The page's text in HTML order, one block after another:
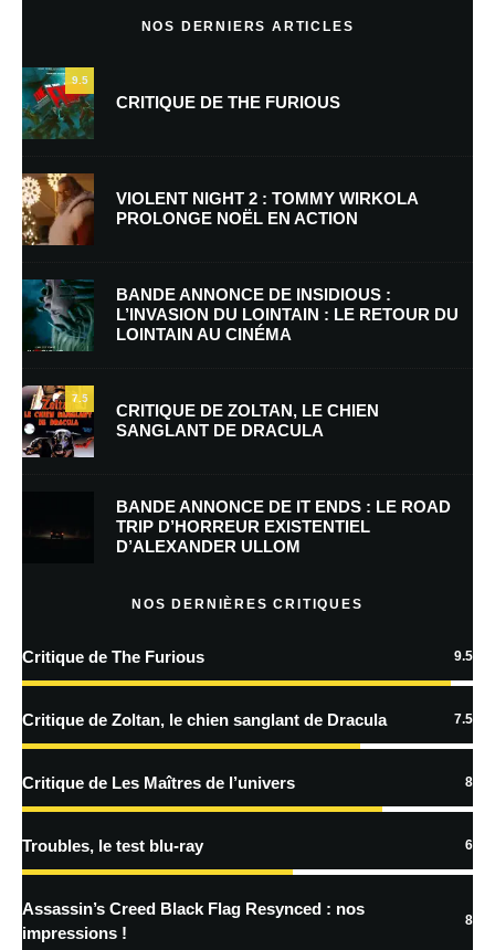
Nom*
E-mail* Site web
Enregistrer mon nom, mon e-mail et mon site dans le navigateur pour
mon prochain commentaire.
plus sur la façon dont les données de vos commentaires sont
NOS DERNIERS ARTICLES
9.5
CRITIQUE DE THE FURIOUS
VIOLENT NIGHT 2 : TOMMY WIRKOLA
PROLONGE NOËL EN ACTION
BANDE ANNONCE DE INSIDIOUS :
L’INVASION DU LOINTAIN : LE RETOUR DU
LOINTAIN AU CINÉMA
7.5
CRITIQUE DE ZOLTAN, LE CHIEN
SANGLANT DE DRACULA
BANDE ANNONCE DE IT ENDS : LE ROAD
TRIP D’HORREUR EXISTENTIEL
D’ALEXANDER ULLOM
NOS DERNIÈRES CRITIQUES
Critique de The Furious 9.5
Critique de Zoltan, le chien sanglant de Dracula 7.5
Critique de Les Maîtres de l’univers 8
Troubles, le test blu-ray 6
Assassin’s Creed Black Flag Resynced : nos
impressions !
8